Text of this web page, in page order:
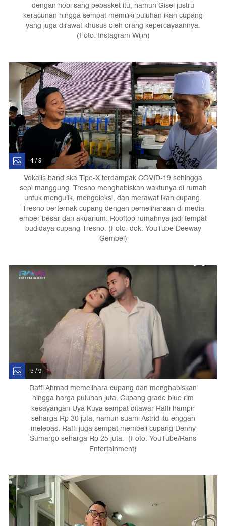
dengan hobi sang pebasket itu, namun Gisel justru
keracunan hingga sempat memiliki puluhan ikan cupang
yang juga dirawat khusus oleh orang kepercayaannya.
(Foto: Instagram Wijin)
4 / 9
Vokalis band ska Tipe-X terdampak COVID-19 sehingga
sepi manggung. Tresno menghabiskan waktunya di rumah
untuk mengulik, mengoleksi, dan merawat ikan cupang.
Tresno berternak cupang dengan pemeliharaan di media
ember besar dan akuarium. Rooftop rumahnya jadi tempat
budidaya cupang Tresno. (Foto: dok. YouTube Deeway
Gembel)
5 / 9
Raffi Ahmad memelihara cupang dan menghabiskan
hingga harga puluhan juta. Cupang grade blue rim
kesayangan Uya Kuya sempat ditawar Raffi hampir
seharga Rp 30 juta, namun suami Astrid itu enggan
melepas. Raffi juga sempat membeli cupang Denny
Sumargo seharga Rp 25 juta. (Foto: YouTube/Rans
Entertainment)